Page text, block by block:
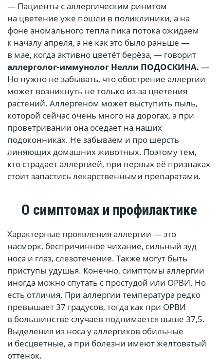
— Пациенты с аллергическим ринитом
на цветение уже пошли в поликлиники, а на
фоне аномального тепла пика потока ожидаем
к началу апреля, а не как это было раньше —
в мае, когда активно цветёт берёза, — говорит
аллерголог-иммунолог Нелли ПОДОСКИНА. —
Но нужно не забывать, что обострение аллергии
может возникнуть не только из-за цветения
растений. Аллергеном может выступить пыль,
которой сейчас очень много на дорогах, а при
проветривании она оседает на наших
подоконниках. Не забываем и про шерсть
линяющих домашних животных. Поэтому тем,
кто страдает аллергией, при первых её признаках
стоит запастись лекарственными препаратами.
О симптомах и профилактике
Характерные проявления аллергии — это
насморк, беспричинное чихание, сильный зуд
носа и глаз, слезотечение. Также могут быть
приступы удушья. Конечно, симптомы аллергии
иногда можно спутать с простудой или ОРВИ. Но
есть отличия. При аллергии температура редко
превышает 37 градусов, тогда как при ОРВИ
в большинстве случаев поднимается выше 37,5.
Выделения из носа у аллергиков обильные
и бесцветные, а при болезни имеют желтоватый
оттенок.